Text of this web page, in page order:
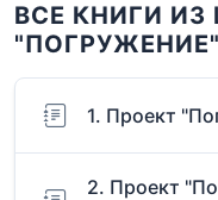
ВСЕ КНИГИ
1. Проект
2. Проект